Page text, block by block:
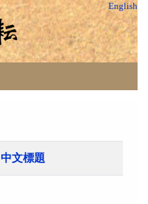
English
中文標題